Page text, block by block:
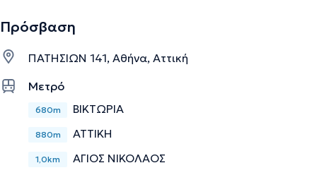
Πρόσβαση
ΠΑΤΗΣΙΩΝ 141, Αθήνα, Αττική
Μετρό
680m ΒΙΚΤΩΡΙΑ
880m ΑΤΤΙΚΗ
1,0km ΑΓΙΟΣ ΝΙΚΟΛΑΟΣ